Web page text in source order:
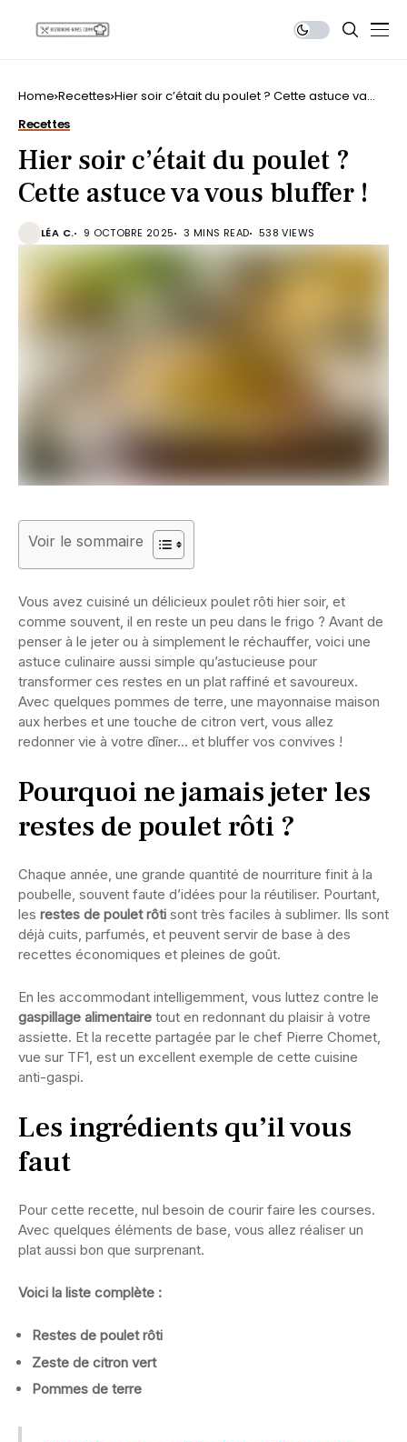
Home Recettes Hier soir c’était du poulet ? Cette astuce va
Recettes
Hier soir c’était du poulet ?
Cette astuce va vous bluffer !
LÉA C. 9 OCTOBRE 2025 3 MINS READ 538 VIEWS
Voir le sommaire
Vous avez cuisiné un délicieux poulet rôti hier soir, et
comme souvent, il en reste un peu dans le frigo ? Avant de
penser à le jeter ou à simplement le réchauffer, voici une
astuce culinaire aussi simple qu’astucieuse pour
transformer ces restes en un plat raffiné et savoureux.
Avec quelques pommes de terre, une mayonnaise maison
aux herbes et une touche de citron vert, vous allez
redonner vie à votre dîner… et bluffer vos convives !
Pourquoi ne jamais jeter les
restes de poulet rôti ?
Chaque année, une grande quantité de nourriture finit à la
poubelle, souvent faute d’idées pour la réutiliser. Pourtant,
les restes de poulet rôti sont très faciles à sublimer. Ils sont
déjà cuits, parfumés, et peuvent servir de base à des
recettes économiques et pleines de goût.
En les accommodant intelligemment, vous luttez contre le
gaspillage alimentaire tout en redonnant du plaisir à votre
assiette. Et la recette partagée par le chef Pierre Chomet,
vue sur TF1, est un excellent exemple de cette cuisine
anti-gaspi.
Les ingrédients qu’il vous
faut
Pour cette recette, nul besoin de courir faire les courses.
Avec quelques éléments de base, vous allez réaliser un
plat aussi bon que surprenant.
Voici la liste complète :
Restes de poulet rôti
Zeste de citron vert
Pommes de terre